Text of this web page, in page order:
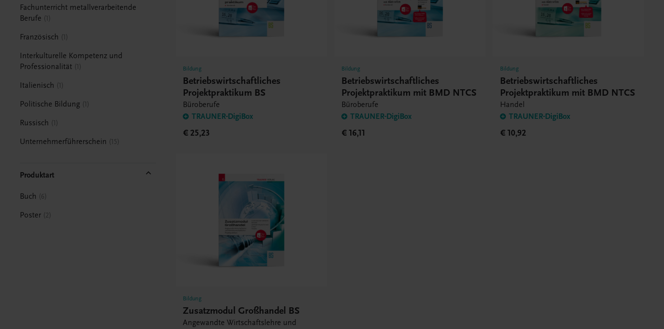
Fachunterricht metallverarbeitende
Berufe
1
Französisch 1
Interkulturelle Kompetenz und
Professionalität 1
Italienisch 1
Politische Bildung 1
Russisch 1
Unternehmerführerschein 15
Produktart
Buch 6
Poster 2
Bildung
Betriebswirtschaftliches
Projektpraktikum BS
Büroberufe
TRAUNER-DigiBox
€ 25,23
Bildung
Betriebswirtschaftliches
Projektpraktikum mit BMD NTCS
Büroberufe
TRAUNER-DigiBox
€ 16,11
Bildung
Betriebswirtschaftliches
Projektpraktikum mit BMD NTCS
Handel
TRAUNER-DigiBox
€ 10,92
Bildung
Zusatzmodul Großhandel BS
Angewandte Wirtschaftslehre und